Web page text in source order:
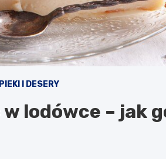
I DESERY
lodówce – jak